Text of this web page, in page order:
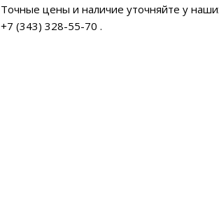
Точные цены и наличие уточняйте у
+7 (343) 328-55-70 .